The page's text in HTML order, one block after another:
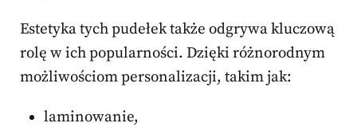
Estetyka tych pudełek także odgrywa kluczową
rolę w ich popularności. Dzięki różnorodnym
możliwościom personalizacji, takim jak:
laminowanie,